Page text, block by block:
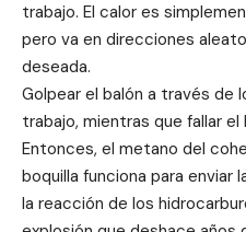
trabajo. El calor es
pero va en direcciones
deseada.
Golpear el balón a través de
trabajo, mientras que fallar
Entonces, el metano del
boquilla funciona para enviar
la reacción de los